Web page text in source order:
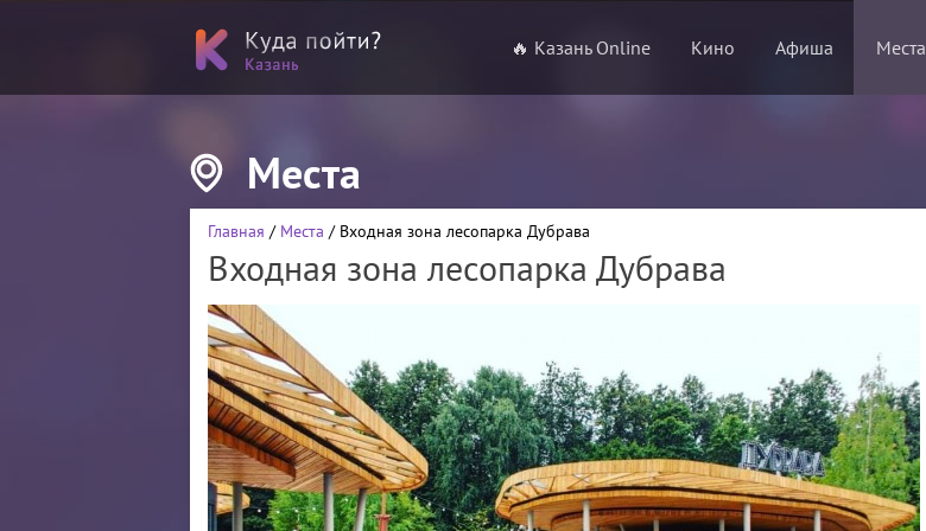
🔥 Казань Online Кино Афиша Места
Места
Главная / Места / Входная зона лесопарка Дубрава
Входная зона лесопарка Дубрава